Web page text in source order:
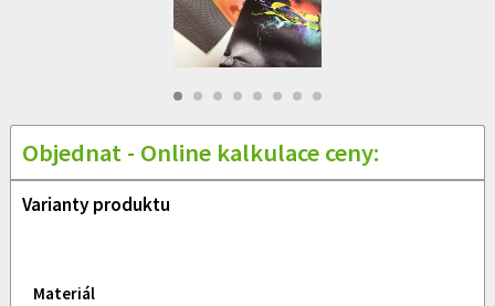
Objednat - Online kalkulace ceny:
Varianty produktu
Materiál